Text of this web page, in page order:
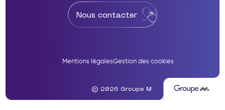
Nous contacter
Mentions légalesGestion des cookies
© 2026 Groupe M